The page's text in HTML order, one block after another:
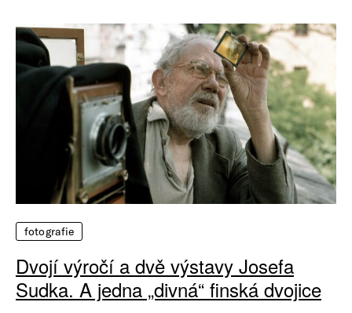
fotografie
Dvojí výročí a dvě výstavy Josefa
Sudka. A jedna „divná“ finská dvojice